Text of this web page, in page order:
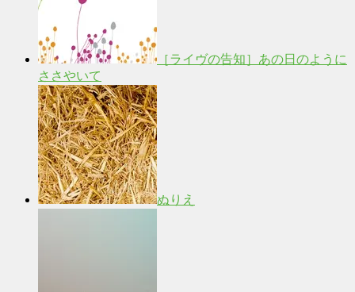
［ライヴの告知］あの日のように
ささやいて
ぬりえ